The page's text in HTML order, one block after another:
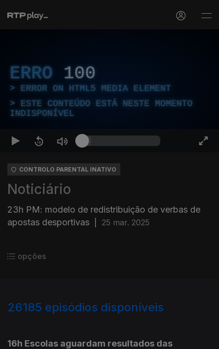
ERRO 100
ERROR ON HTML5 MEDIA ELEMENT
ESTE CONTEÚDO ESTÁ NESTE MOMENTO
INDISPONÍVEL
CONTROLO PARENTAL INATIVO
Noticiário
23h PM: modelo de redistribuição de verbas de
apostas desportivas
25 mar. 2025
opções
26185 episódios disponíveis
16h Escolas aguardam resultados das